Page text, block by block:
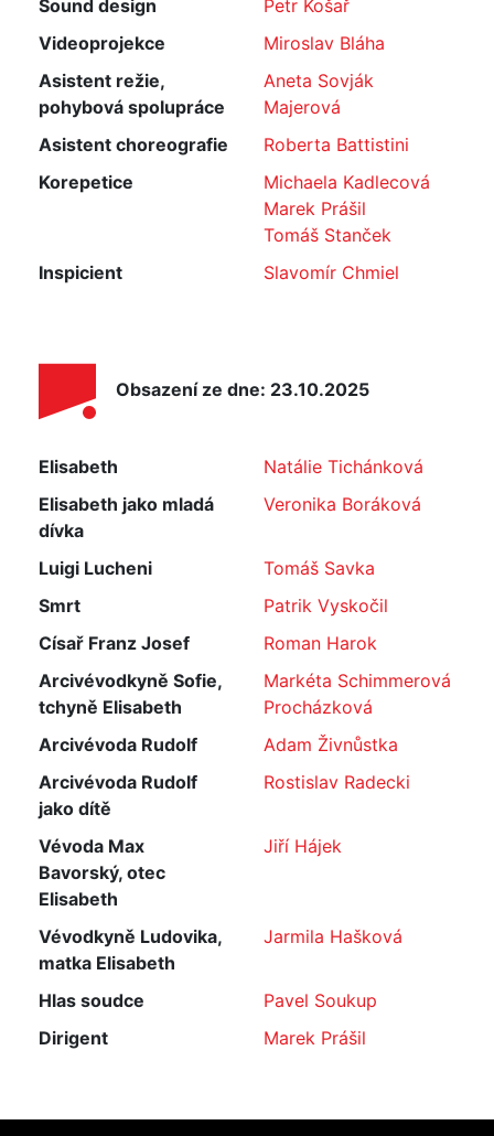
Sound design
Petr Košař
Videoprojekce
Miroslav Bláha
Asistent režie,
pohybová spolupráce
Aneta Sovják
Majerová
Asistent choreografie
Roberta Battistini
Korepetice
Michaela Kadlecová
Marek Prášil
Tomáš Stanček
Inspicient
Slavomír Chmiel
Obsazení ze dne: 23.10.2025
Elisabeth
Natálie Tichánková
Elisabeth jako mladá
dívka
Veronika Boráková
Luigi Lucheni
Tomáš Savka
Smrt
Patrik Vyskočil
Císař Franz Josef
Roman Harok
Arcivévodkyně Sofie,
tchyně Elisabeth
Markéta Schimmerová
Procházková
Arcivévoda Rudolf
Adam Živnůstka
Arcivévoda Rudolf
jako dítě
Rostislav Radecki
Vévoda Max
Bavorský, otec
Elisabeth
Jiří Hájek
Vévodkyně Ludovika,
matka Elisabeth
Jarmila Hašková
Hlas soudce
Pavel Soukup
Dirigent
Marek Prášil